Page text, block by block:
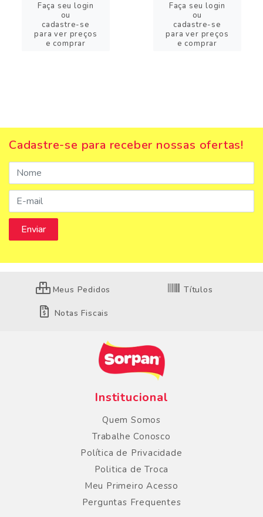
Faça seu login
ou
cadastre-se
para ver preços
e comprar
Faça seu login
ou
cadastre-se
para ver preços
e comprar
Cadastre-se para receber nossas ofertas!
Meus Pedidos Títulos
Notas Fiscais
Institucional
Quem Somos
Trabalhe Conosco
Política de Privacidade
Politica de Troca
Meu Primeiro Acesso
Perguntas Frequentes